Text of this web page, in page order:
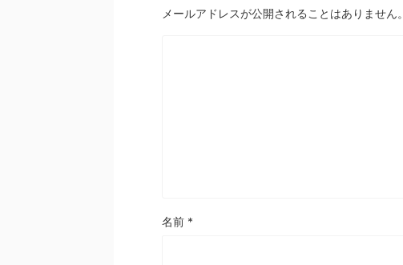
メールアドレスが公開されることはありません。
名前 *